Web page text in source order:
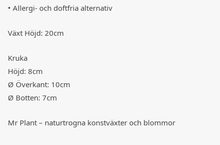
• Allergi- och doftfria alternativ
Växt Höjd: 20cm
Kruka
Höjd: 8cm
Ø Överkant: 10cm
Ø Botten: 7cm
Mr Plant – naturtrogna konstväxter och blommor